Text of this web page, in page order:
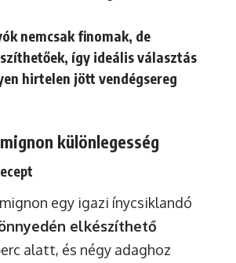
nemcsak finomak, de
így ideális választás
hirtelen jött vendégsereg
különlegesség
egy igazi ínycsiklandó
elkészíthető
alatt, és négy adaghoz